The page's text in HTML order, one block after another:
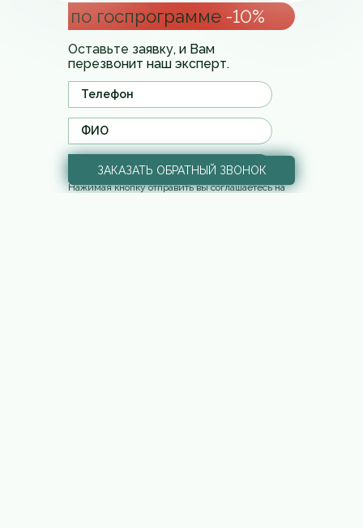
по госпрограмме -10%
Оставьте заявку, и Вам
перезвонит наш эксперт.
Отправить
Нажимая кнопку отправить вы соглашаетесь на
ЗАКАЗАТЬ ОБРАТНЫЙ ЗВОНОК